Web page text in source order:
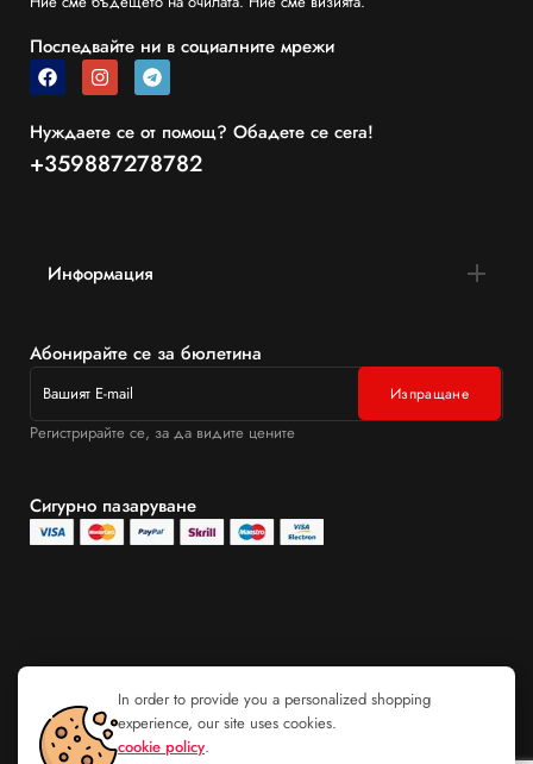
Последвайте ни в социалните мрежи
Нуждаете се от помощ? Обадете се сега!
+359887278782
Информация
Абонирайте се за бюлетина
Регистрирайте се, за да видите цените
Сигурно пазаруване
In order to provide you a personalized shopping
experience, our site uses cookies.
cookie policy.